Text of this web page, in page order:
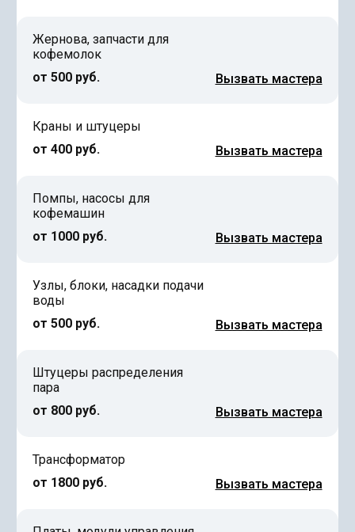
Жернова, запчасти для
кофемолок
от 500 руб.
Вызвать мастера
Краны и штуцеры
от 400 руб.
Вызвать мастера
Помпы, насосы для
кофемашин
от 1000 руб.
Вызвать мастера
Узлы, блоки, насадки подачи
воды
от 500 руб.
Вызвать мастера
Штуцеры распределения
пара
от 800 руб.
Вызвать мастера
Трансформатор
от 1800 руб.
Вызвать мастера